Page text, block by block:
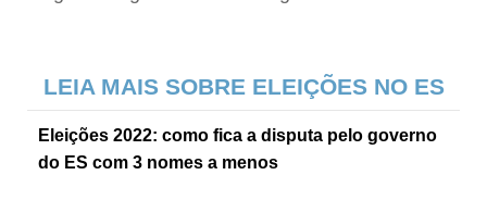
LEIA MAIS SOBRE ELEIÇÕES NO ES
Eleições 2022: como fica a disputa pelo governo
do ES com 3 nomes a menos